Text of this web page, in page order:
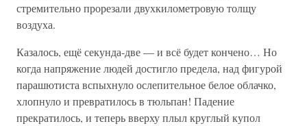
стремительно прорезали двухкилометровую толщу
воздуха.
Казалось, ещё секунда-две — и всё будет кончено… Но
когда напряжение людей достигло предела, над фигурой
парашютиста вспыхнуло ослепительное белое облачко,
хлопнуло и превратилось в тюльпан! Падение
прекратилось, и теперь вверху плыл круглый купол